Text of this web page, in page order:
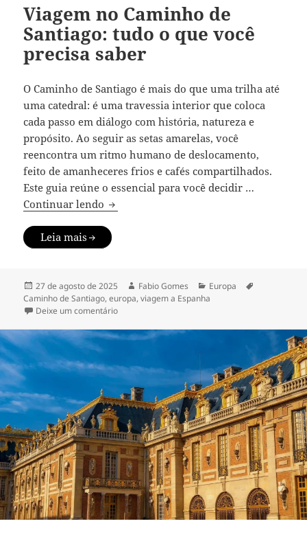
Viagem no Caminho de
Santiago: tudo o que você
precisa saber
O Caminho de Santiago é mais do que uma trilha até
uma catedral: é uma travessia interior que coloca
cada passo em diálogo com história, natureza e
propósito. Ao seguir as setas amarelas, você
reencontra um ritmo humano de deslocamento,
feito de amanheceres frios e cafés compartilhados.
Este guia reúne o essencial para você decidir …
Continuar lendo Viagem no Caminho de Santiago: tudo o
Leia mais
Publicado
em
27 de agosto de 2025 Autor
Fabio Gomes Categorias
Europa
Caminho de Santiago,europa,viagem a Espanha
Deixe um comentárioem Viagem no Caminho de Santiago: tudo o que